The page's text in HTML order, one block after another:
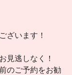
ざいます！
お見逃しなく！
のご予約をお勧